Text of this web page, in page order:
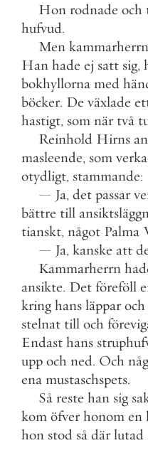
Hon rodnade och
hufvud.
Men kammarherrn
Han hade ej satt sig,
bokhyllorna med
böcker. De växlade
hastigt, som när två
Reinhold Hirns
masleende, som
otydligt, stammande:
— Ja, det passar
bättre till
tianskt, något Palma
— Ja, kanske att
Kammarherrn
ansikte. Det föreföll
kring hans läppar och
stelnat till och
Endast hans
upp och ned. Och
ena mustaschspets.
Så reste han sig
kom öfver honom en
hon stod så där lutad